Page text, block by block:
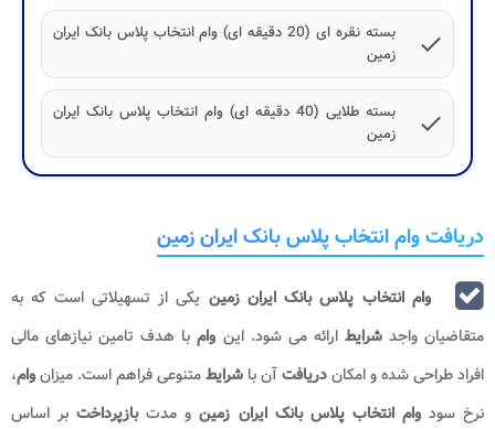
check
بسته نقره ای (20 دقیقه ای) وام انتخاب پلاس بانک ایران
زمین
check
بسته طلایی (40 دقیقه ای) وام انتخاب پلاس بانک ایران
زمین
دریافت وام انتخاب پلاس بانک ایران زمین
وام انتخاب پلاس بانک ایران زمین یکی از تسهیلاتی است که به
متقاضیان واجدشرایطارائه می شود. این وام با هدف تامین نیازهای مالی
افراد طراحی شده و امکاندریافتآن با شرایطمتنوعی فراهم است. میزانوام،
نرخ سودوام انتخاب پلاس بانک ایران زمینو مدتبازپرداخت بر اساس